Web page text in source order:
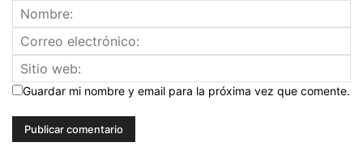
Guardar mi nombre y email para la próxima vez que comente.